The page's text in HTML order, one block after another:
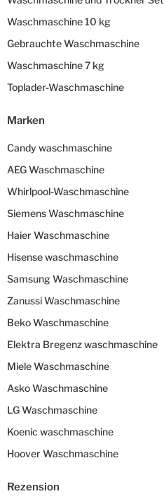
Waschmaschine 10 kg
Gebrauchte Waschmaschine
Waschmaschine 7 kg
Toplader-Waschmaschine
Marken
Candy waschmaschine
AEG Waschmaschine
Whirlpool-Waschmaschine
Siemens Waschmaschine
Haier Waschmaschine
Hisense waschmaschine
Samsung Waschmaschine
Zanussi Waschmaschine
Beko Waschmaschine
Elektra Bregenz waschmaschine
Miele Waschmaschine
Asko Waschmaschine
LG Waschmaschine
Koenic waschmaschine
Hoover Waschmaschine
Rezension